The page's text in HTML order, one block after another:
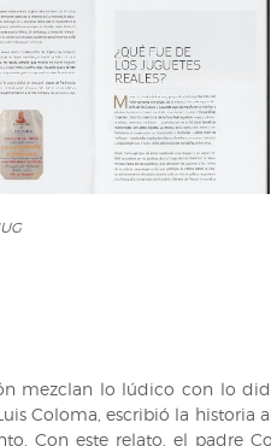
mezclan lo lúdico con lo
Coloma, escribió la
Con este relato, el padre